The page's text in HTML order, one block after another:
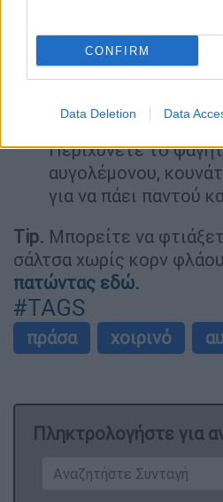
CONFIRM
Data Deletion Data
ένα κατσαρολάκι,
φλάουρ διαλυμένο
το ανακατεύετε
τα αυγά με το χυμό
προσθέτετε στη
Περιχύνετε το
αυγολέμονου,
για να πάει παντού
Tip. Μπορείτε να
σάλτσα χωρίς κορν
πατώντας εδώ.
#TAGS
πράσα χοιρινό
Πληκτρολογήστε για